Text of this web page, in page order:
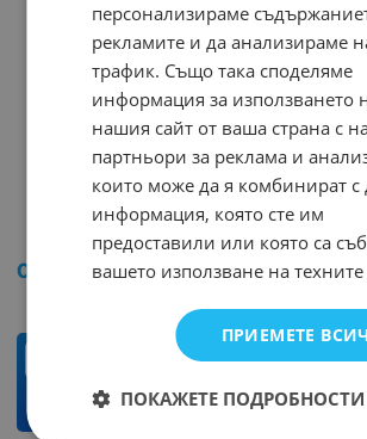
Кондензатор 33/16VA
AUDIO
Арт.№: 244550
0.26 / 0.51 лв.
бр.
КУПИ
Тип:
Раб.
Раб.
персонализираме
рекламите и да анализираме
трафик. Също така споделяме
информация за използването
нашия сайт от ваша страна с
партньори за реклама и
които може да я комбинират с
информация, която сте им
предоставили или която са
вашето използване на техните
ПРИЕМЕТЕ
ПОКАЖЕТЕ ПОДРОБНОСТИ